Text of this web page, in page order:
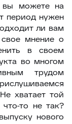
можете на
период нужен
ли вам
мнение о
в своем
во многом
трудом
хватает той
то не так?
нового